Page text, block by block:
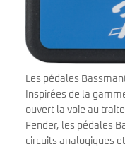
Les pédales
Inspirées de la
ouvert la voie au
Fender, les pédales
circuits analogiques